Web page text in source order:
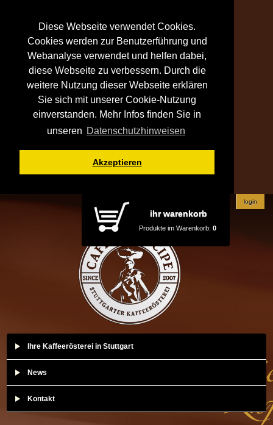
Diese Webseite verwendet Cookies.
Cookies werden zur Benutzerführung und
Webanalyse verwendet und helfen dabei,
diese Webseite zu verbessern. Durch die
weitere Nutzung dieser Webseite erklären
Sie sich mit unserer Cookie-Nutzung
einverstanden. Mehr Infos finden Sie in
unseren Datenschutzhinweisen
Akzeptieren
ihr warenkorb
Produkte im Warenkorb: 0
login
Ihre Kaffeerösterei in Stuttgart
News
Kontakt